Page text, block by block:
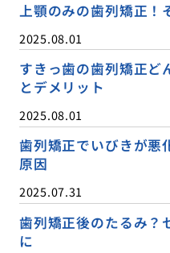
上顎のみの歯列矯正！
2025.08.01
すきっ歯の歯列矯正ど
とデメリット
2025.08.01
歯列矯正でいびきが悪
原因
2025.07.31
歯列矯正後のたるみ？
に